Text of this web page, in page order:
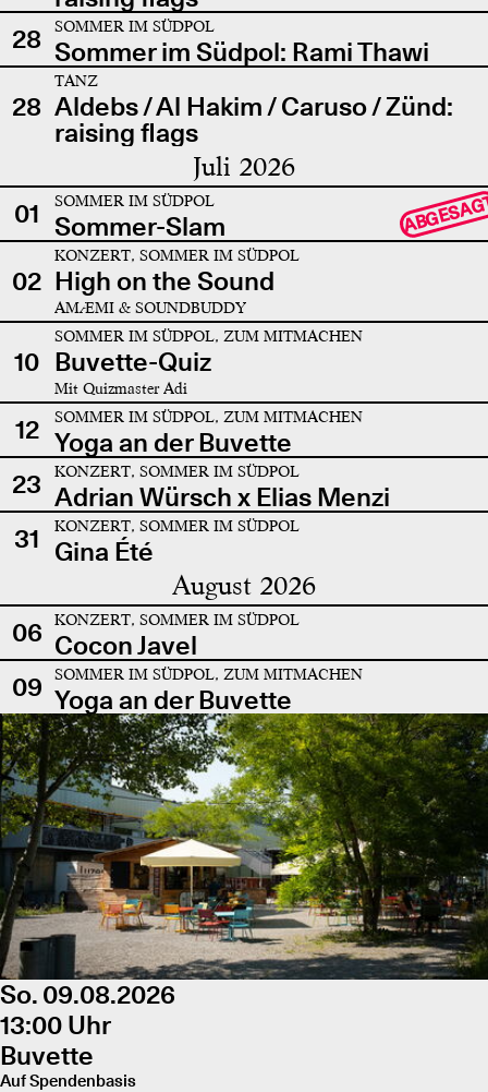
28
SOMMER IM SÜDPOL
Sommer im Südpol: Rami Thawi
28
TANZ
Aldebs / Al Hakim / Caruso / Zünd:
raising flags
Juli 2026
01 SOMMER IM SÜDPOL
Sommer-Slam
02
KONZERT, SOMMER IM SÜDPOL
High on the Sound
AMÆMI & SOUNDBUDDY
10
SOMMER IM SÜDPOL, ZUM MITMACHEN
Buvette-Quiz
Mit Quizmaster Adi
12 SOMMER IM SÜDPOL, ZUM MITMACHEN
Yoga an der Buvette
23
KONZERT, SOMMER IM SÜDPOL
Adrian Würsch x Elias Menzi
31
KONZERT, SOMMER IM SÜDPOL
Gina Été
August 2026
06 KONZERT, SOMMER IM SÜDPOL
Cocon Javel
09
SOMMER IM SÜDPOL, ZUM MITMACHEN
Yoga an der Buvette
So. 09.08.2026
13:00 Uhr
Buvette
Auf Spendenbasis